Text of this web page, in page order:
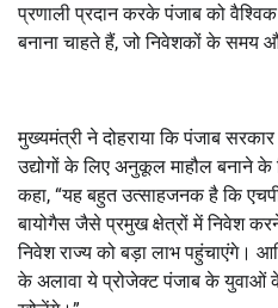
प्रणाली प्रदान करके पंजाब को
बनाना चाहते हैं, जो निवेशकों के समय
मुख्यमंत्री ने दोहराया कि पंजाब
उद्योगों के लिए अनुकूल माहौल बनाने के
कहा, “यह बहुत उत्साहजनक है कि
बायोगैस जैसे प्रमुख क्षेत्रों में निवेश
निवेश राज्य को बड़ा लाभ पहुंचाएंगे।
के अलावा ये प्रोजेक्ट पंजाब के युवाओं